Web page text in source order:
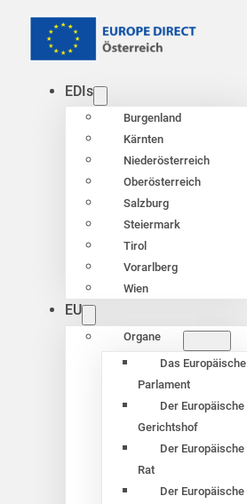
EDIs
Burgenland
Kärnten
Niederösterreich
Oberösterreich
Salzburg
Steiermark
Tirol
Vorarlberg
Wien
EU
Organe
Das Europäische
Parlament
Der Europäische
Gerichtshof
Der Europäische
Rat
Der Europäische